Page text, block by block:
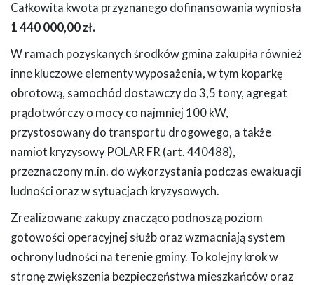
Całkowita kwota przyznanego dofinansowania wyniosła
1 440 000,00 zł.
W ramach pozyskanych środków gmina zakupiła również
inne kluczowe elementy wyposażenia, w tym koparkę
obrotową, samochód dostawczy do 3,5 tony, agregat
prądotwórczy o mocy co najmniej 100 kW,
przystosowany do transportu drogowego, a także
namiot kryzysowy POLAR FR (art. 440488),
przeznaczony m.in. do wykorzystania podczas ewakuacji
ludności oraz w sytuacjach kryzysowych.
Zrealizowane zakupy znacząco podnoszą poziom
gotowości operacyjnej służb oraz wzmacniają system
ochrony ludności na terenie gminy. To kolejny krok w
stronę zwiększenia bezpieczeństwa mieszkańców oraz